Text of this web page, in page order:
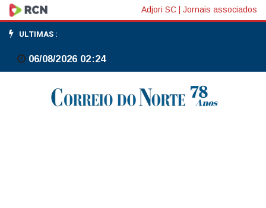
Anac
autoriza
cargueira
mexicana
Adjori SC Jornais associados
ULTIMAS :
06/08/2026 02:24